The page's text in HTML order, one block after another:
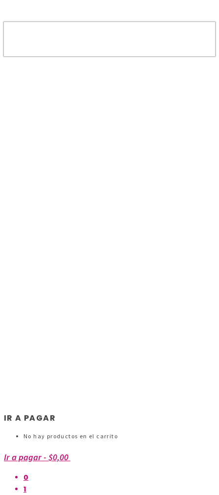
IR A PAGAR
No hay productos en el carrito
Ir a pagar- $0,00
0
1